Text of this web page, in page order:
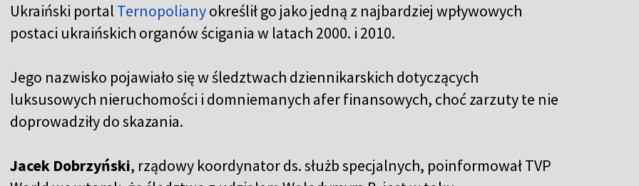
Ukraiński portal Ternopolianyokreślił go jako jedną z najbardziej wpływowych
postaci ukraińskich organów ścigania w latach 2000. i 2010.
Jego nazwisko pojawiało się w śledztwach dziennikarskich dotyczących
luksusowych nieruchomości i domniemanych afer finansowych, choć zarzuty te nie
doprowadziły do skazania.
Jacek Dobrzyński, rządowy koordynator ds. służb specjalnych, poinformował TVP